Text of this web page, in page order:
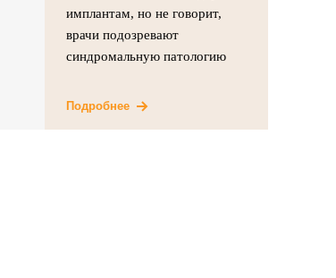
имплантам, но не говорит,
врачи подозревают
синдромальную патологию
Подробнее